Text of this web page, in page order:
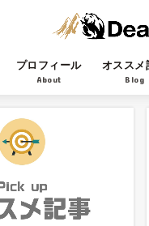
プロフィール
About
オススメ
Blog